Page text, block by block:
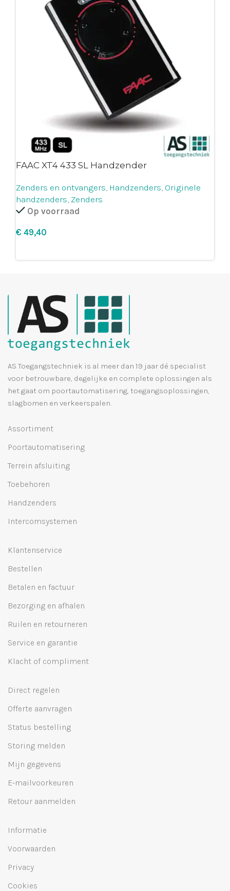
FAAC XT4 433 SL Handzender
Zenders en ontvangers, Handzenders, Originele
handzenders, Zenders
Op voorraad
€
AS Toegangstechniek is al meer dan 19 jaar dé specialist
voor betrouwbare, degelijke en complete oplossingen als
het gaat om poortautomatisering, toegangsoplossingen,
slagbomen en verkeerspalen.
Assortiment
Poortautomatisering
Terrein afsluiting
Toebehoren
Handzenders
Intercomsystemen
Klantenservice
Bestellen
Betalen en factuur
Bezorging en afhalen
Ruilen en retourneren
Service en garantie
Klacht of compliment
Direct regelen
Offerte aanvragen
Status bestelling
Storing melden
Mijn gegevens
E-mailvoorkeuren
Retour aanmelden
Informatie
Voorwaarden
Privacy
Cookies